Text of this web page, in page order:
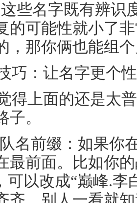
些名字既有辨识
的可能性就小了
，那你俩也能组
巧：让名字更个
得上面的还是太
。
名前缀：如果你
最前面。比如你
可以改成“巅峰.